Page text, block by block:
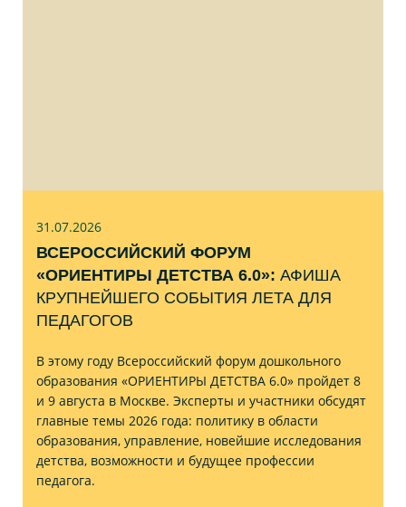
31.07.2026
ВСЕРОССИЙСКИЙ ФОРУМ
«ОРИЕНТИРЫ ДЕТСТВА 6.0»: АФИША
КРУПНЕЙШЕГО СОБЫТИЯ ЛЕТА ДЛЯ
ПЕДАГОГОВ
В этому году Всероссийский форум дошкольного
образования «ОРИЕНТИРЫ ДЕТСТВА 6.0» пройдет 8
и 9 августа в Москве. Эксперты и участники обсудят
главные темы 2026 года: политику в области
образования, управление, новейшие исследования
детства, возможности и будущее профессии
педагога.